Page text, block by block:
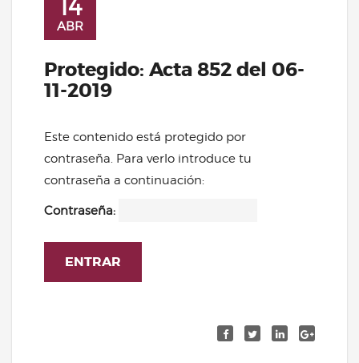
14
ABR
Protegido: Acta 852 del 06-
11-2019
Este contenido está protegido por
contraseña. Para verlo introduce tu
contraseña a continuación:
Contraseña: